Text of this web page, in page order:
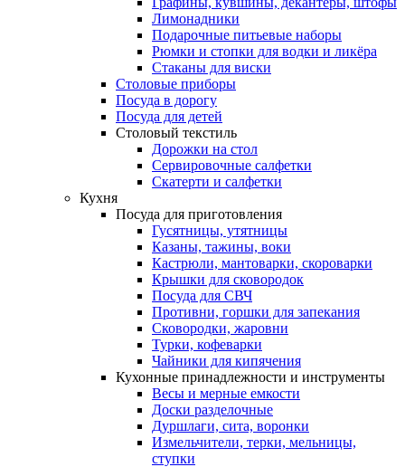
Лимонадники
Подарочные питьевые наборы
Рюмки и стопки для водки и ликёра
Стаканы для виски
Столовые приборы
Посуда в дорогу
Посуда для детей
Столовый текстиль
Дорожки на стол
Сервировочные салфетки
Скатерти и салфетки
Кухня
Посуда для приготовления
Гусятницы, утятницы
Казаны, тажины, воки
Кастрюли, мантоварки, скороварки
Крышки для сковородок
Посуда для СВЧ
Противни, горшки для запекания
Сковородки, жаровни
Турки, кофеварки
Чайники для кипячения
Кухонные принадлежности и инструменты
Весы и мерные емкости
Доски разделочные
Дуршлаги, сита, воронки
Измельчители, терки, мельницы,
ступки